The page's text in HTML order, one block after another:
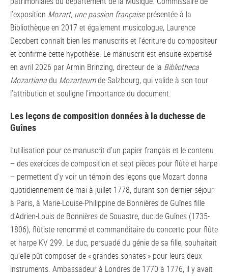
l’exposition Mozart, une passion françaiseprésentée à la
Bibliothèque en 2017 et également musicologue, Laurence
Decobert connaît bien les manuscrits et l’écriture du compositeur
et confirme cette hypothèse. Le manuscrit est ensuite expertisé
en avril 2026 par Armin Brinzing, directeur de la Bibliotheca
Mozartianadu Mozarteumde Salzbourg, qui valide à son tour
l’attribution et souligne l’importance du document.
Les leçons de composition données à la duchesse de
Guînes
L’utilisation pour ce manuscrit d’un papier français et le contenu
− des exercices de composition et sept pièces pour flûte et harpe
− permettent d’y voir un témoin des leçons que Mozart donna
quotidiennement de mai à juillet 1778, durant son dernier séjour
à Paris, à Marie-Louise-Philippine de Bonnières de Guînes fille
d’Adrien-Louis de Bonnières de Souastre, duc de Guînes (1735-
1806), flûtiste renommé et commanditaire du concerto pour flûte
et harpe KV 299. Le duc, persuadé du génie de sa fille, souhaitait
qu’elle pût composer de « grandes sonates » pour leurs deux
instruments. Ambassadeur à Londres de 1770 à 1776, il y avait